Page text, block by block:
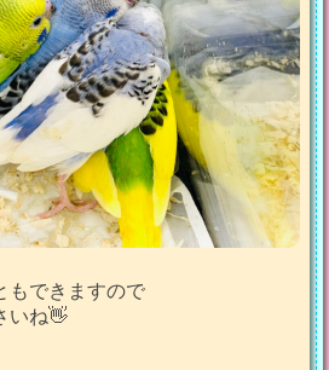
もできますので
いね👋